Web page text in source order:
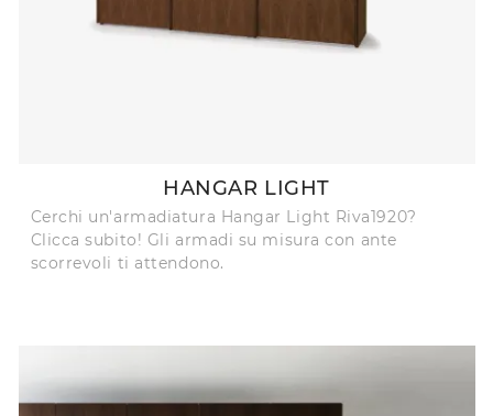
HANGAR LIGHT
Cerchi un'armadiatura Hangar Light Riva1920?
Clicca subito! Gli armadi su misura con ante
scorrevoli ti attendono.